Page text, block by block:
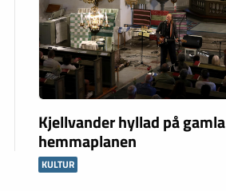
Kjellvander hyllad på gamla
hemmaplanen
KULTUR